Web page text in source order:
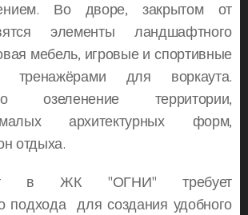
Во дворе, закрытом от
элементы ландшафтного
мебель, игровые и спортивные
для воркаута.
озеленение территории,
архитектурных форм,
отдыха.
в ЖК "ОГНИ" требует
подхода для создания удобного